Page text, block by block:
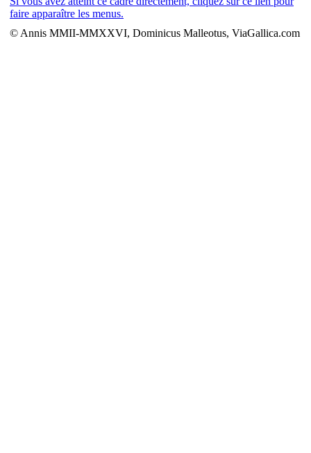
faire apparaître les menus.
© Annis MMII-MMXXVI, Dominicus Malleotus, ViaGallica.com